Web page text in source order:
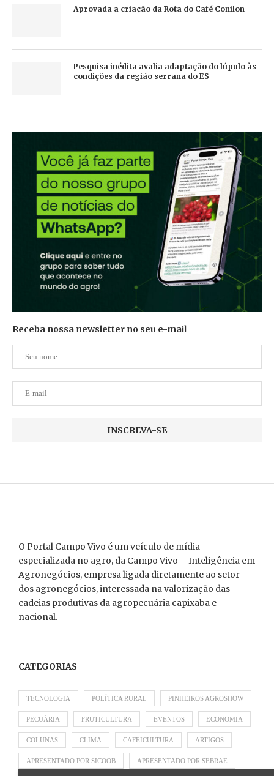
Aprovada a criação da Rota do Café Conilon
Pesquisa inédita avalia adaptação do lúpulo às
condições da região serrana do ES
Receba nossa newsletter no seu e-mail
O Portal Campo Vivo é um veículo de mídia
especializada no agro, da Campo Vivo – Inteligência em
Agronegócios, empresa ligada diretamente ao setor
dos agronegócios, interessada na valorização das
cadeias produtivas da agropecuária capixaba e
nacional.
CATEGORIAS
TECNOLOGIA POLÍTICA RURAL PINHEIROS AGROSHOW
PECUÁRIA FRUTICULTURA EVENTOS ECONOMIA
COLUNAS CLIMA CAFEICULTURA ARTIGOS
APRESENTADO POR SICOOB APRESENTADO POR SEBRAE